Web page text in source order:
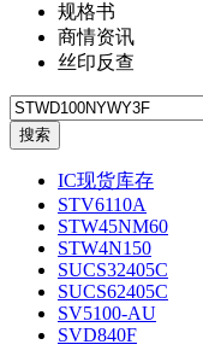
规格书
商情资讯
丝印反查
IC现货库存
STV6110A
STW45NM60
STW4N150
SUCS32405C
SUCS62405C
SV5100-AU
SVD840F